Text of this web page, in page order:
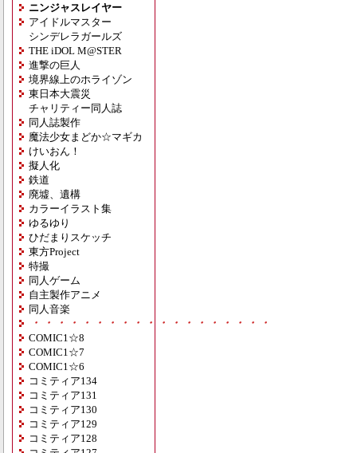
ニンジャスレイヤー
アイドルマスター
シンデレラガールズ
THE iDOL M@STER
進撃の巨人
境界線上のホライゾン
東日本大震災
チャリティー同人誌
同人誌製作
魔法少女まどか☆マギカ
けいおん！
擬人化
鉄道
廃墟、遺構
カラーイラスト集
ゆるゆり
ひだまりスケッチ
東方Project
特撮
同人ゲーム
自主製作アニメ
同人音楽
・・・・・・・・・・・・・・・・・・・
COMIC1☆8
COMIC1☆7
COMIC1☆6
コミティア134
コミティア131
コミティア130
コミティア129
コミティア128